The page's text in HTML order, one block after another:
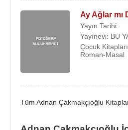
kitap bulunmaktadır
1974 - Hürriyet
yarışmasında birincilik
Kitapları :
Bir Masal Gibi (1943),
Ay Ağlar mı
Yayın Tarihi:
Yayınevi: BU
Çocuk
Roman-Masal
Tüm Adnan Çakmakçıoğlu